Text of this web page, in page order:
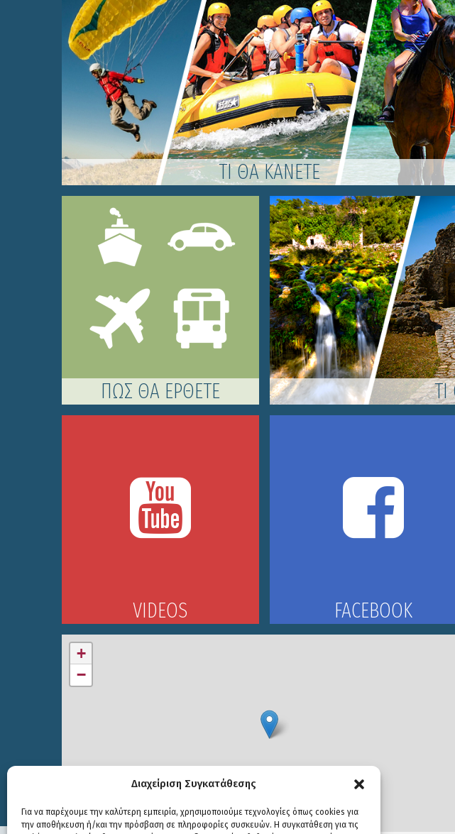
Διαχείριση Συγκατάθεσης
Για να παρέχουμε την καλύτερη εμπειρία, χρησιμοποιούμε τεχνολογίες όπως cookies για
την αποθήκευση ή/και την πρόσβαση σε πληροφορίες συσκευών. Η συγκατάθεση για τις
ΤΙ ΘΑ ΚΑΝΕΤΕ
ΠΩΣ ΘΑ ΕΡΘΕΤΕ
VIDEOS FACEBOOK
+
−